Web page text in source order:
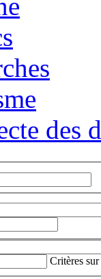
des
Critères sur